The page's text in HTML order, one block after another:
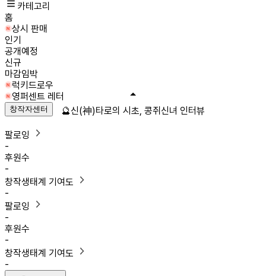
카테고리
홈
상시 판매
인기
공개예정
신규
마감임박
럭키드로우
영퍼센트 레터
창작자센터
팔로잉
-
후원수
-
창작생태계 기여도
-
팔로잉
-
후원수
-
창작생태계 기여도
-
🔮신(神)타로의 시초, 콩쥐신녀 인터뷰